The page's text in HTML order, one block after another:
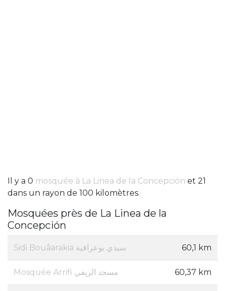
Il y a 0 mosquée à La Linea de la Concepción et 21
dans un rayon de 100 kilomètres.
Mosquées près de La Linea de la
Concepción
Sidi Bouâarakia سيدي بوعراقية 60,1 km
Mosquée Arrifi مسجد الريفي 60,37 km